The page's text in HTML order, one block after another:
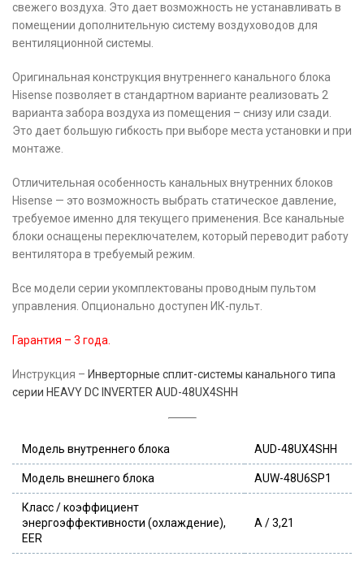
свежего воздуха. Это дает возможность не устанавливать в
помещении дополнительную систему воздуховодов для
вентиляционной системы.
Оригинальная конструкция внутреннего канального блока
Hisense позволяет в стандартном варианте реализовать 2
варианта забора воздуха из помещения – снизу или сзади.
Это дает большую гибкость при выборе места установки и при
монтаже.
Отличительная особенность канальных внутренних блоков
Hisense — это возможность выбрать статическое давление,
требуемое именно для текущего применения. Все канальные
блоки оснащены переключателем, который переводит работу
вентилятора в требуемый режим.
Все модели серии укомплектованы проводным пультом
управления. Опционально доступен ИК-пульт.
Гарантия – 3 года.
Инструкция – Инверторные сплит-системы канального типа
серии HEAVY DC INVERTER AUD-48UX4SHH
Модель внутреннего блока AUD-48UX4SHH
Модель внешнего блока AUW-48U6SP1
Класс / коэффициент
энергоэффективности (охлаждение),
EER
A / 3,21